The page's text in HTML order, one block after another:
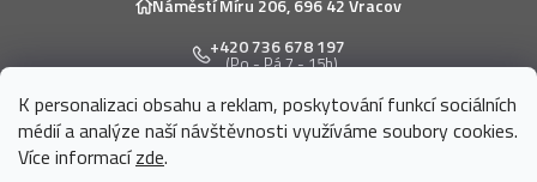
K personalizaci obsahu a reklam, poskytování funkcí sociálních
médií a analýze naší návštěvnosti využíváme soubory cookies.
Více informacízde.
+420 736 678 197
(Po - Pá 7 - 15h)
eshop@dadka.cz